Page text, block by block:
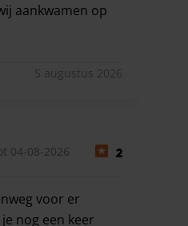
aankwamen op
5 augustus 2026
04-08-2026 2
voor er
nog een keer